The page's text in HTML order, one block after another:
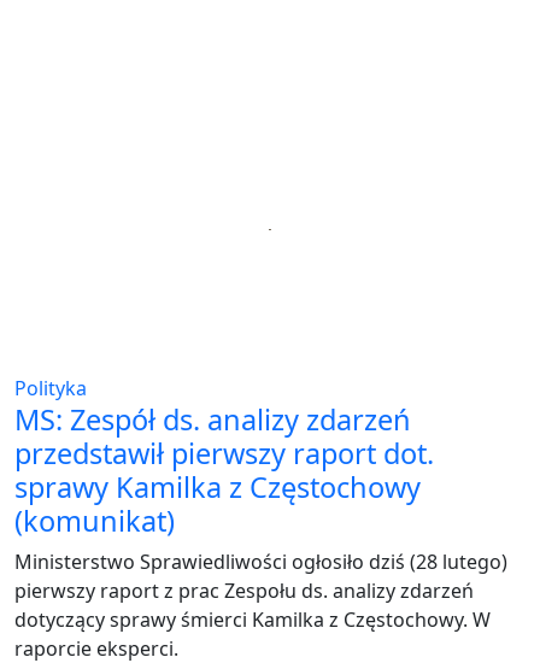
Polityka
MS: Zespół ds. analizy zdarzeń
przedstawił pierwszy raport dot.
sprawy Kamilka z Częstochowy
(komunikat)
Ministerstwo Sprawiedliwości ogłosiło dziś (28 lutego)
pierwszy raport z prac Zespołu ds. analizy zdarzeń
dotyczący sprawy śmierci Kamilka z Częstochowy. W
raporcie eksperci.